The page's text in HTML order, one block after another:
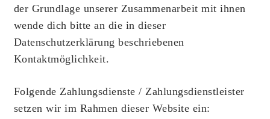
der Grundlage unserer Zusammenarbeit mit ihnen
wende dich bitte an die in dieser
Datenschutzerklärung beschriebenen
Kontaktmöglichkeit.
Folgende Zahlungsdienste / Zahlungsdienstleister
setzen wir im Rahmen dieser Website ein: